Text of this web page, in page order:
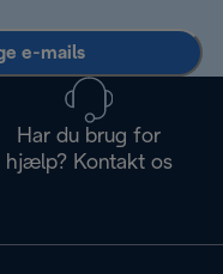
e-mails
Har du brug for
hjælp? Kontakt os